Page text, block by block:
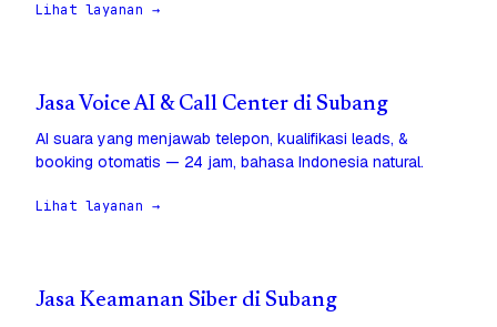
Lihat layanan →
Jasa Voice AI & Call Center di Subang
AI suara yang menjawab telepon, kualifikasi leads, &
booking otomatis — 24 jam, bahasa Indonesia natural.
Lihat layanan →
Jasa Keamanan Siber di Subang